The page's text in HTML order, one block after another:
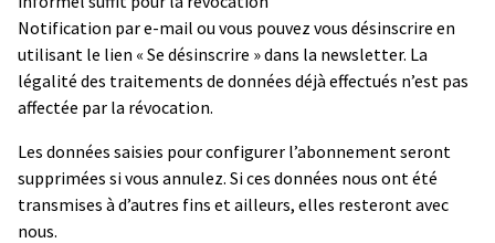
Notification par e-mail ou vous pouvez vous désinscrire en
utilisant le lien « Se désinscrire » dans la newsletter. La
légalité des traitements de données déjà effectués n’est pas
affectée par la révocation.
Les données saisies pour configurer l’abonnement seront
supprimées si vous annulez. Si ces données nous ont été
transmises à d’autres fins et ailleurs, elles resteront avec
nous.